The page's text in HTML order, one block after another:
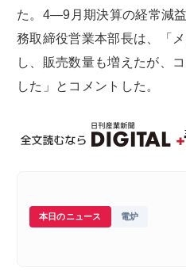
た。4―9月期決算の経常減
務取締役営業本部長は、「
し、販売数量も増えたが、
した」とコメントした。
本日のニュース 電炉